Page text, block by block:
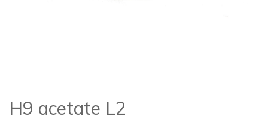
H9 acetate L2